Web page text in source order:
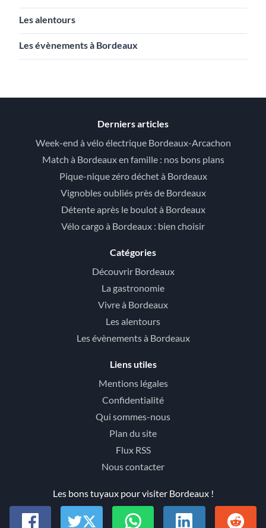
Les alentours
Les évènements à Bordeaux
Derniers articles
Week-end à vélo électrique Bordeaux-Arcachon
Match à Bordeaux en famille : nos bons plans
Pique-nique zéro déchet à Bordeaux
Vignobles oubliés près de Bordeaux
Détente après le boulot à Bordeaux
Vélo cargo à Bordeaux : bien choisir
Catégories
Découvrir Bordeaux
La gastronomie
Vivre à Bordeaux
Les alentours
Les évènements à Bordeaux
Liens utiles
Mentions légales
Confidentialité
Qui sommes-nous
Plan du site
Flux RSS
Nous contacter
Les bons tuyaux pour visiter Bordeaux !